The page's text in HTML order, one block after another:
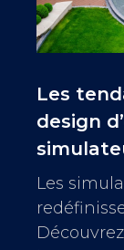
Les
design
Les